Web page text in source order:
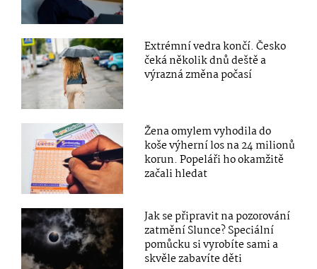
Extrémní vedra končí. Česko
čeká několik dnů deště a
výrazná změna počasí
Žena omylem vyhodila do
koše výherní los na 24 milionů
korun. Popeláři ho okamžitě
začali hledat
Jak se připravit na pozorování
zatmění Slunce? Speciální
pomůcku si vyrobíte sami a
skvěle zabavíte děti